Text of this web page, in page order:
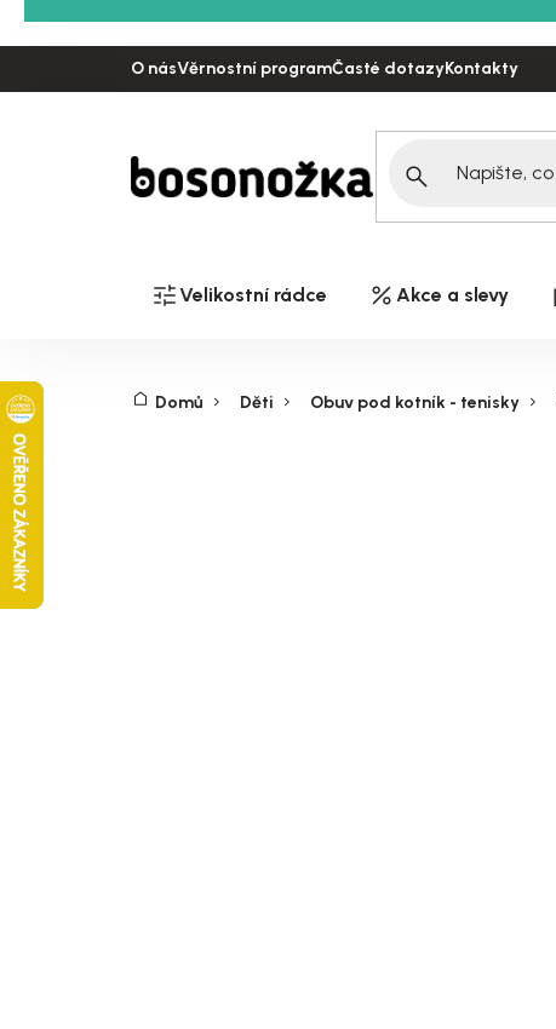
na
O násVěrnostní programČasté dotazyKontakty
Velikostní rádce Akce a slevy
Domů Děti Obuv pod kotník - tenisky